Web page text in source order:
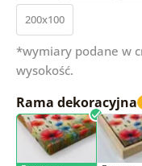
200x100
*wymiary podane w
wysokość.
Rama dekoracyjna